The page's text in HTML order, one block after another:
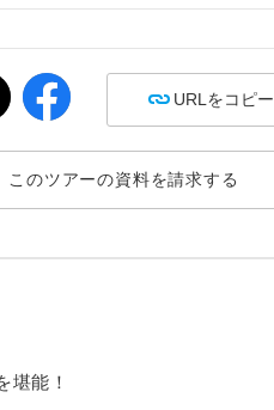
URLをコピー
このツアーの資料を請求する
堪能！